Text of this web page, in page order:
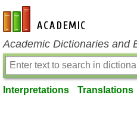
en-academic.com
Academic Dictionaries and
Interpretations Translations